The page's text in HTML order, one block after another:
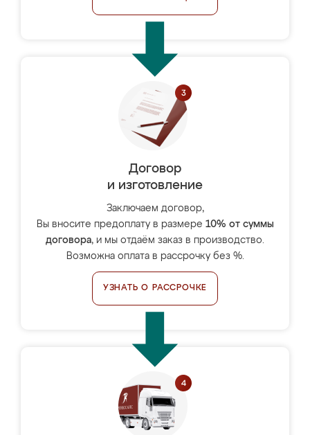
Договор
и изготовление
Заключаем договор,
Вы вносите предоплату в размере 10% от суммы
договора, и мы отдаём заказ в производство.
Возможна оплата в рассрочку без %.
УЗНАТЬ О РАССРОЧКЕ